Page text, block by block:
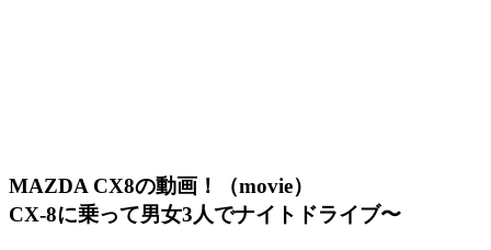
MAZDA CX8の動画！（movie）
CX-8に乗って男女3人でナイトドライブ〜